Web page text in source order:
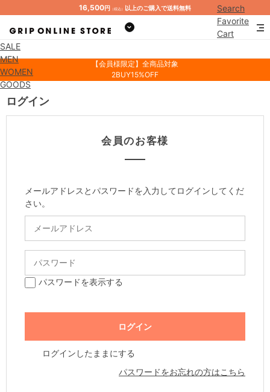
16,500円 （税込） 以上のご購入で送料無料
Search
Favorite
Cart
SALE
MEN
WOMEN
GOODS
【会員様限定】全商品対象
2BUY15%OFF
ログイン
会員のお客様
メールアドレスとパスワードを入力してログインしてくだ
さい。
パスワードを表示する
ログインしたままにする
パスワードをお忘れの方はこちら